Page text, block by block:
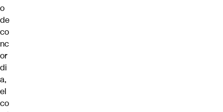
o
de
co
nc
or
di
a,
el
co